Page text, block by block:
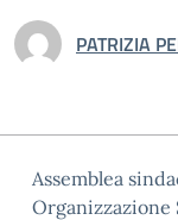
PATRIZIA
Assemblea
Organizzazione